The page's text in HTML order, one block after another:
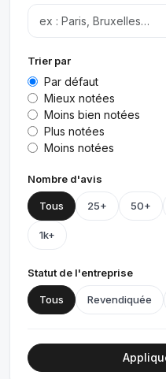
Trier par
Par défaut
Mieux notées
Moins bien notées
Plus notées
Moins notées
Nombre d'avis
Tous 25+ 50+
1k+
Statut de l'entreprise
Tous Revendiquée